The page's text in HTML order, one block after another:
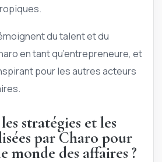
du talent et du
en tant qu’entrepreneure, et
pour les autres acteurs
stratégies et les
par Charo pour
monde des affaires ?